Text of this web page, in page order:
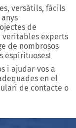
versàtils, fàcils
de
veritables experts
de nombrosos
espirituoses!
i ajudar-vos a
en el
de contacte o